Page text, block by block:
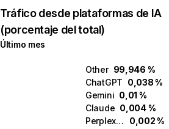
Tráfico desde plataformas de IA
(porcentaje del total)
Último mes
Other 99,946 %
ChatGPT 0,038 %
Gemini 0,01 %
Claude 0,004 %
Perplexity
0,002 %